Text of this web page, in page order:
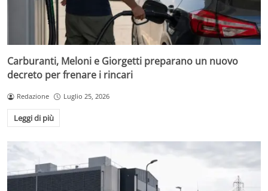
Carburanti, Meloni e Giorgetti preparano un nuovo
decreto per frenare i rincari
Redazione Luglio 25, 2026
Leggi di più